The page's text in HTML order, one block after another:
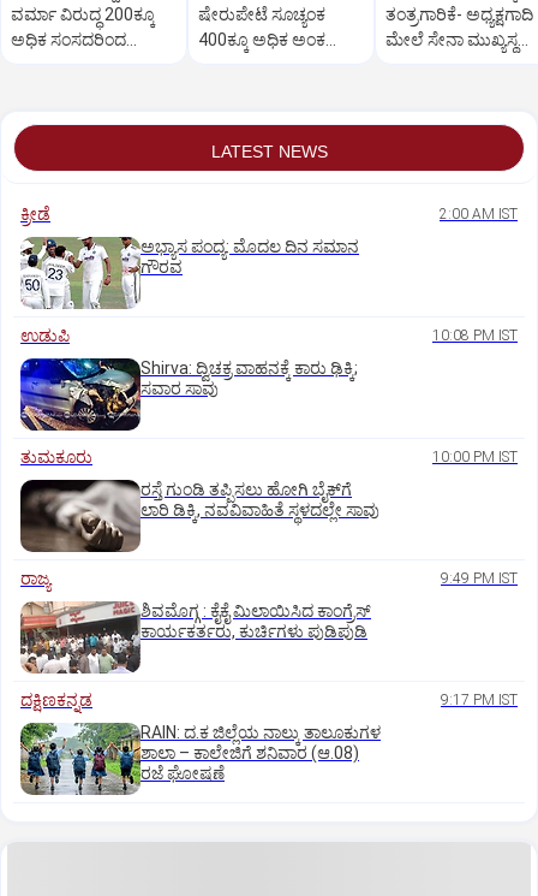
ವರ್ಮಾ ವಿರುದ್ಧ 200ಕ್ಕೂ
ಅಧಿಕ ಸಂಸದರಿಂದ
ಷೇರುಪೇಟೆ ಸೂಚ್ಯಂಕ
400ಕ್ಕೂ ಅಧಿಕ ಅಂಕ
ತಂತ್ರಗಾರಿಕೆ- ಅಧ್ಯಕ್ಷಗಾದಿ
ಮೇಲೆ ಸೇನಾ ಮುಖ್ಯಸ್ಥ
LATEST NEWS
ಕ್ರೀಡೆ 2:00 AM IST
ಅಭ್ಯಾಸ ಪಂದ್ಯ: ಮೊದಲ ದಿನ ಸಮಾನ
ಗೌರವ
ಉಡುಪಿ 10:08 PM IST
Shirva: ದ್ವಿಚಕ್ರ ವಾಹನಕ್ಕೆ ಕಾರು ಢಿಕ್ಕಿ;
ಸವಾರ ಸಾವು
ತುಮಕೂರು 10:00 PM IST
ರಸ್ತೆ ಗುಂಡಿ ತಪ್ಪಿಸಲು ಹೋಗಿ ಬೈಕ್‌ಗೆ
ಲಾರಿ ಡಿಕ್ಕಿ, ನವವಿವಾಹಿತೆ ಸ್ಥಳದಲ್ಲೇ ಸಾವು
ರಾಜ್ಯ 9:49 PM IST
ಶಿವಮೊಗ್ಗ : ಕೈಕೈ ಮಿಲಾಯಿಸಿದ ಕಾಂಗ್ರೆಸ್
ಕಾರ್ಯಕರ್ತರು, ಕುರ್ಚಿಗಳು ಪುಡಿಪುಡಿ
ದಕ್ಷಿಣಕನ್ನಡ 9:17 PM IST
RAIN: ದ.ಕ ಜಿಲ್ಲೆಯ ನಾಲ್ಕು ತಾಲೂಕುಗಳ
ಶಾಲಾ – ಕಾಲೇಜಿಗೆ ಶನಿವಾರ (ಆ.08)
ರಜೆ ಘೋಷಣೆ